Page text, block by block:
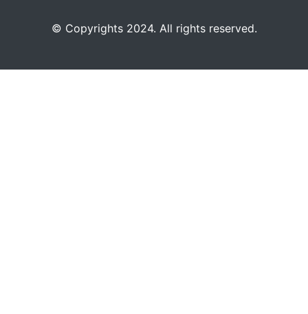
©️ Copyrights 2024. All rights reserved.